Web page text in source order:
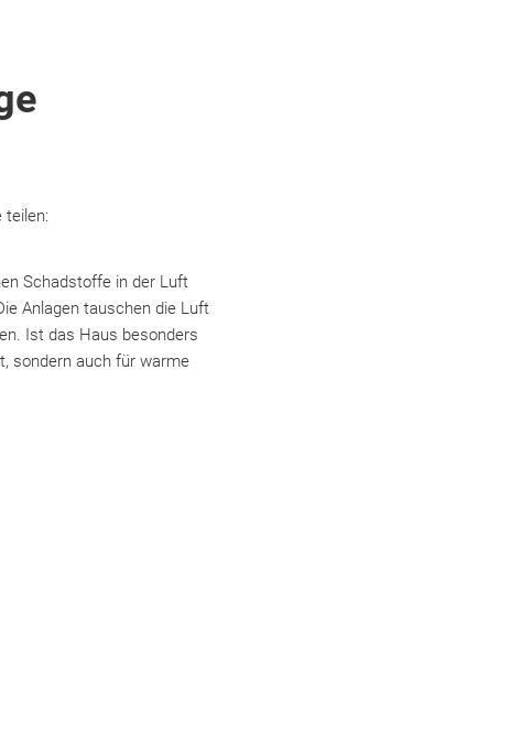
teilen:
Schadstoffe in der Luft
Anlagen tauschen die Luft
Ist das Haus besonders
sondern auch für warme